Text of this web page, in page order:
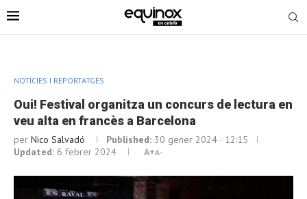
NOTÍCIES I REPORTATGES
Oui! Festival organitza un concurs de lectura en
veu alta en francès a Barcelona
per Nico Salvadó Published: 30 gener 2024 · 12:15
Updated: 6 febrer 2024 A+A-